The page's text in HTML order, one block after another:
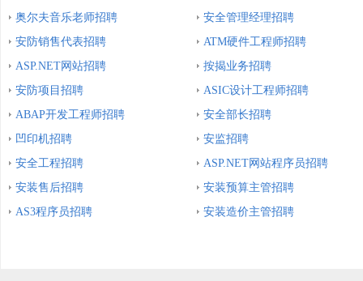
奥尔夫音乐老师招聘
安全管理经理招聘
安防销售代表招聘
ATM硬件工程师招聘
ASP.NET网站招聘
按揭业务招聘
安防项目招聘
ASIC设计工程师招聘
ABAP开发工程师招聘
安全部长招聘
凹印机招聘
安监招聘
安全工程招聘
ASP.NET网站程序员招聘
安装售后招聘
安装预算主管招聘
AS3程序员招聘
安装造价主管招聘